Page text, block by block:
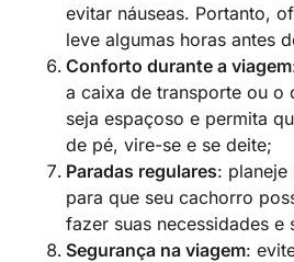
evitar náuseas. Portanto,
leve algumas horas antes
Conforto durante a viagem
a caixa de transporte ou o
seja espaçoso e permita
de pé, vire-se e se deite;
Paradas regulares: planeje
para que seu cachorro
fazer suas necessidades e
Segurança na viagem: